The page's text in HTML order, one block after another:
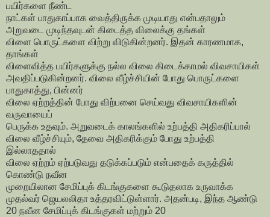
பயிர்களை நீண்ட
நாட்கள் பாதுகாப்பாக வைத்திருக்க முடியாது என்பதாலும்
அறுவடை முடிந்தவுடன் கிடைத்த விலைக்கு தங்கள்
விளை பொருட்களை விற்று விடுகின்றனர். இதன் காரணமாக,
தாங்கள்
விளைவித்த பயிர்களுக்கு நல்ல விலை கிடைக்காமல் விவசாயிகள்
அவதிப்படுகின்றனர். விலை வீழ்ச்சியின் போது பொருட்களை
பாதுகாத்து, பின்னர்
விலை ஏற்றத்தின் போது விற்பனை செய்வது விவசாயிகளின்
வருவாயைப்
பெருக்க உதவும். அறுவடைக் காலங்களில் உற்பத்தி அதிகரிப்பால்
விலை வீழ்ச்சியும், தேவை அதிகரிக்கும் போது உற்பத்தி
இல்லாததால்
விலை ஏற்றம் ஏற்படுவது தடுக்கப்படும் என்பதைக் கருத்தில்
கொண்டு நவீன
முறையிலான சேமிப்புக் கிடங்குகளை கூடுதலாக உருவாக்க
முதல்வர் ஜெயலலிதா உத்தரவிட்டுள்ளார். அதன்படி, இந்த ஆண்டு
20 நவீன சேமிப்புக் கிடங்குகள் மற்றும் 20